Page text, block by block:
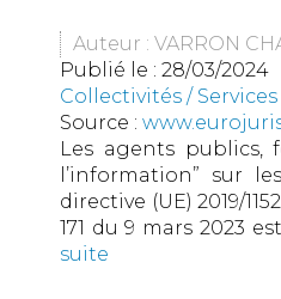
Auteur : VARRON
Publié le : 28/03/2024
Collectivités /
Source :
Les agents publics,
l’information” sur
directive (UE) 2019/
171 du 9 mars 2023
suite